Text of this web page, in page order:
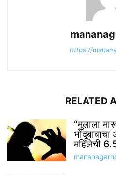
https://
RELATED
“मुलाला
भोंदूबाबाचा
महिलेची